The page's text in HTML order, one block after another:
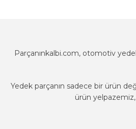
Ürün fiyatı diğer sitelerden daha
Parçanınkalbi.com, otomotiv
Yedek parçanın sadece bir ürün
ürün
Parçanınkalbi.com, otomotiv